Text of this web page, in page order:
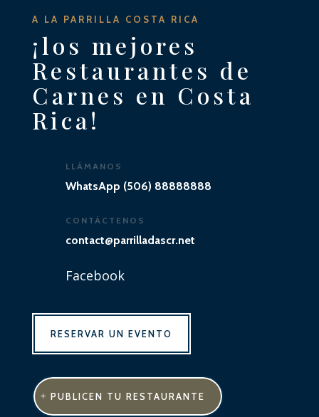
A LA PARRILLA COSTA RICA
¡los mejores
Restaurantes de
Carnes en Costa
Rica!
LLÁMANOS
WhatsApp (506) 88888888
CONTÁCTENOS
contact@parrilladascr.net
Facebook
RESERVAR UN EVENTO
PUBLICEN TU RESTAURANTE